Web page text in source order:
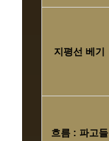
지평선 베기
흐름 : 파고들